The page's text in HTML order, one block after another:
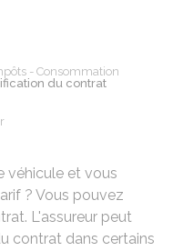
- Consommation
du contrat
véhicule et vous
? Vous pouvez
L'assureur peut
contrat dans certains